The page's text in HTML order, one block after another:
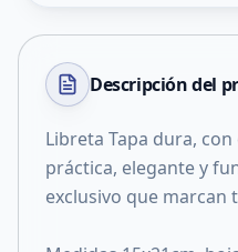
Descripción del
Libreta Tapa dura,
práctica, elegante y
exclusivo que marcan